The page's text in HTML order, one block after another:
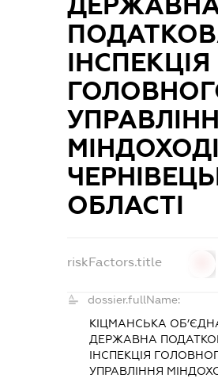
ІНСПЕКЦІЯ
ОБЛАСТІ
riskFactors.title
dossier.fullName:
КІЦМАНСЬКА
ДЕРЖАВНА
ІНСПЕКЦІЯ
УПРАВЛІННЯ